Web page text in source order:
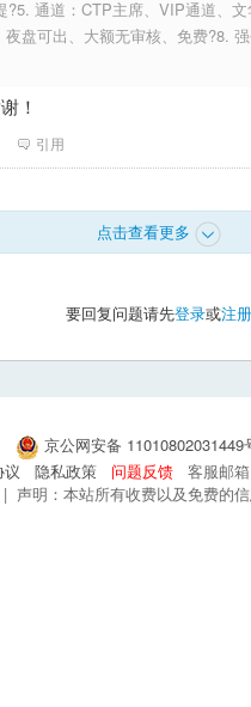
?5. 通道：CTP主席、VIP通道、
盘可出、大额无审核、免费?8.
！
引用
点击查看更多
要回复问题请先登录或注册
京公网安备
议
隐私政策 问题反馈
客服邮
声明：本站所有收费以及免费的